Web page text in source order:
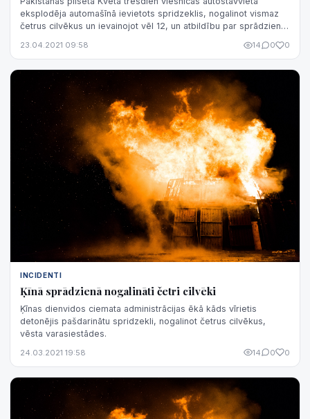
eksplodēja automašīnā ievietots spridzeklis, nogalinot vismaz
četrus cilvēkus un ievainojot vēl 12, un atbildību par sprādzienu
23.04.2021 09:58 14 0 0
INCIDENTI
Ķīnā sprādzienā nogalināti četri cilvēki
Ķīnas dienvidos ciemata administrācijas ēkā kāds vīrietis
detonējis pašdarinātu spridzekli, nogalinot četrus cilvēkus,
vēsta varasiestādes.
24.03.2021 19:58 14 0 0